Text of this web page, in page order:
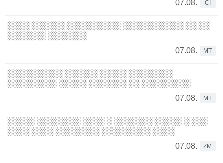
07.08. CI
░░░░ ░░░░░░ ░░░░░░░░░░ ░░░░░░░░░░░ ░░ ░░
░░░░░░░ ░░░░░░░
07.08.
MT
░░░░░░░░░░ ░░░░░░ ░░░░░ ░░░░░░░░
░░░░░░░░░ ░░░░░ ░░░░░░░ ░░ ░░░░░░░░░
07.08.
MT
░░░░░ ░░░░░░░░ ░░░░ ░ ░░░░░░░ ░░░░░ ░ ░░░
░░░░ ░░░░ ░░░░░░░░ ░░░░░░░░░ ░░░░
07.08.
ZM